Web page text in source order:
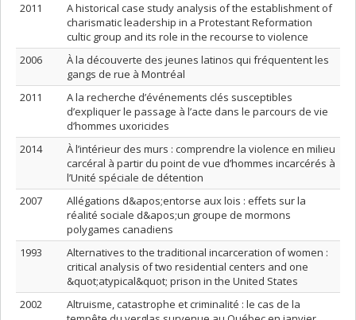
2011
A historical case study analysis of the establishment of
charismatic leadership in a Protestant Reformation
cultic group and its role in the recourse to violence
2006
À la découverte des jeunes latinos qui fréquentent les
gangs de rue à Montréal
2011
A la recherche d’événements clés susceptibles
d’expliquer le passage à l’acte dans le parcours de vie
d’hommes uxoricides
2014
À l’intérieur des murs : comprendre la violence en milieu
carcéral à partir du point de vue d’hommes incarcérés à
l’Unité spéciale de détention
2007
Allégations d&apos;entorse aux lois : effets sur la
réalité sociale d&apos;un groupe de mormons
polygames canadiens
1993
Alternatives to the traditional incarceration of women :
critical analysis of two residential centers and one
&quot;atypical&quot; prison in the United States
2002
Altruisme, catastrophe et criminalité : le cas de la